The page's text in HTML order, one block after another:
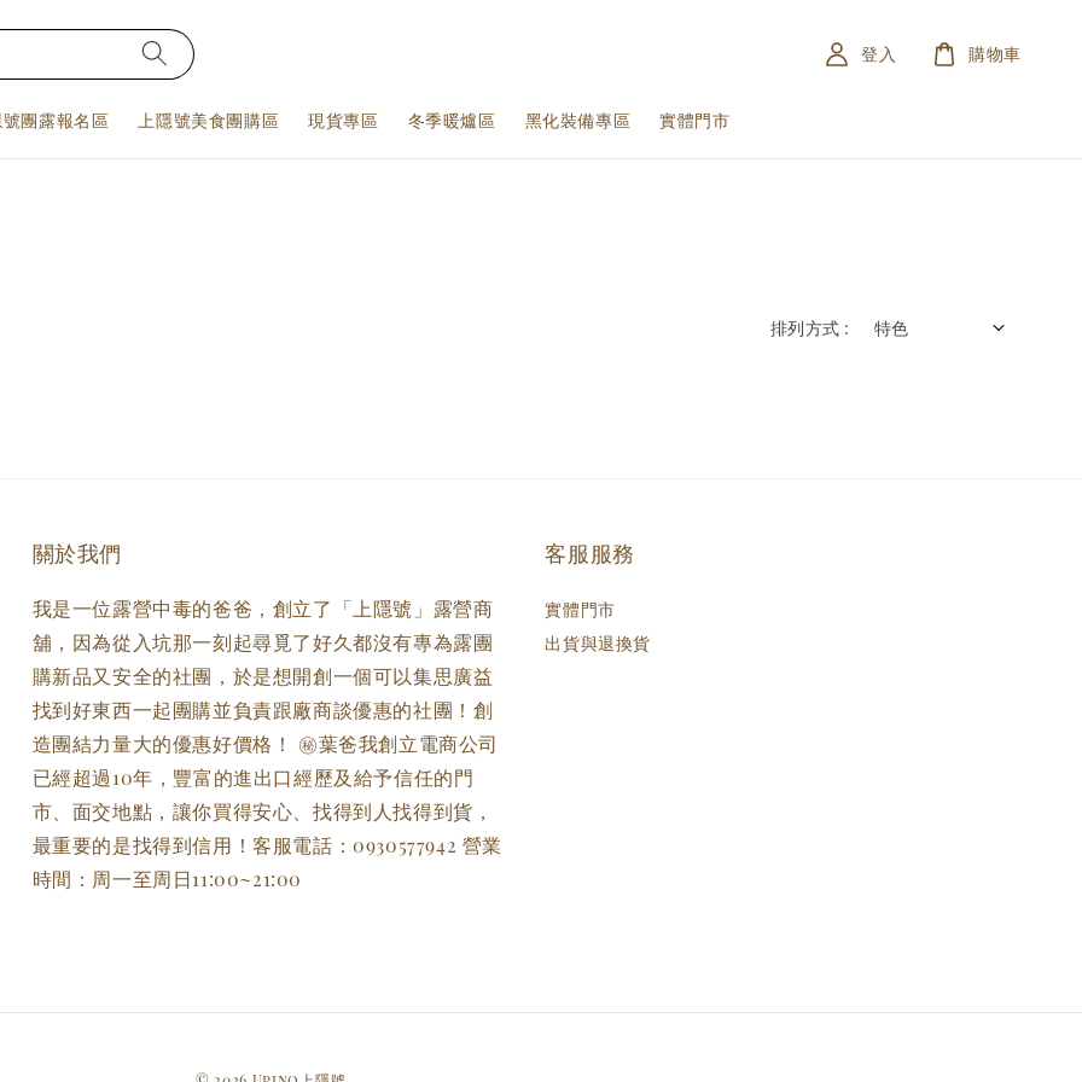
團露報名區 上隱號美食團購區 現貨專區 冬季暖爐區 黑化裝備專區 實體門市
登入 購物車
排列方式 :
關於我們
我是一位露營中毒的爸爸，創立了「上隱號」露營商
舖，因為從入坑那一刻起尋覓了好久都沒有專為露團
購新品又安全的社團，於是想開創一個可以集思廣益
找到好東西一起團購並負責跟廠商談優惠的社團！創
造團結力量大的優惠好價格！ ㊙️葉爸我創立電商公司
已經超過10年，豐富的進出口經歷及給予信任的門
市、面交地點，讓你買得安心、找得到人找得到貨，
最重要的是找得到信用！客服電話：0930577942 營業
時間：周一至周日11:00~21:00
客服服務
實體門市
出貨與退換貨